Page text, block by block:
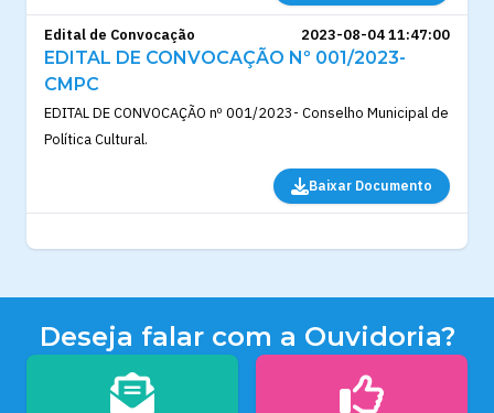
Edital de Convocação 2023-08-04 11:47:00
EDITAL DE CONVOCAÇÃO Nº 001/2023-
CMPC
EDITAL DE CONVOCAÇÃO nº 001/2023- Conselho Municipal de
Política Cultural.
Baixar Documento
Deseja falar com a Ouvidoria?